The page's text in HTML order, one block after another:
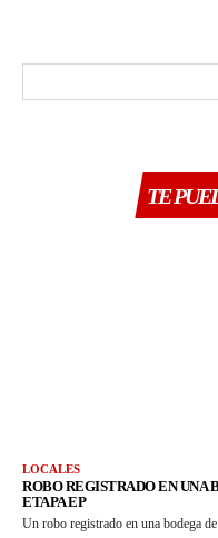
TE
LOCALES
ROBO REGISTRADO EN UNA
ETAPA EP
Un robo registrado en una bodega